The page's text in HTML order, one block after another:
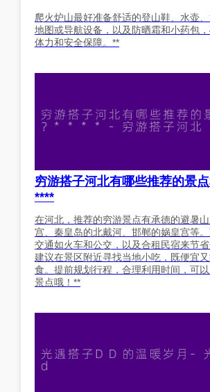
爬火炉山最好准备舒适的登山鞋、水壶、
地图或导航设备，以及防晒霜和小药包
体力和安全保障。**
穷游搭子河北有哪些推荐的景
****
在河北，推荐的穷游景点有承德的避暑
宫、秦皇岛的北戴河、邯郸的娲皇宫等
交通如火车和公交，以及合租民宿来节
建议在景区附近寻找当地小吃，既便宜
食。提前规划行程，合理利用时间，可
景点哦！**